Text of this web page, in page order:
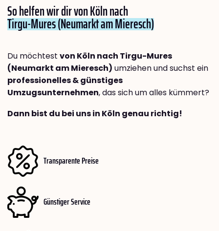
So helfen wir dir von Köln nach
Tirgu-Mures (Neumarkt am Mieresch)
Du möchtest von Köln nach Tirgu-Mures
(Neumarkt am Mieresch) umziehen und suchst ein
professionelles & günstiges
Umzugsunternehmen, das sich um alles kümmert?
Dann bist du bei uns in Köln genau richtig!
Transparente Preise
Günstiger Service